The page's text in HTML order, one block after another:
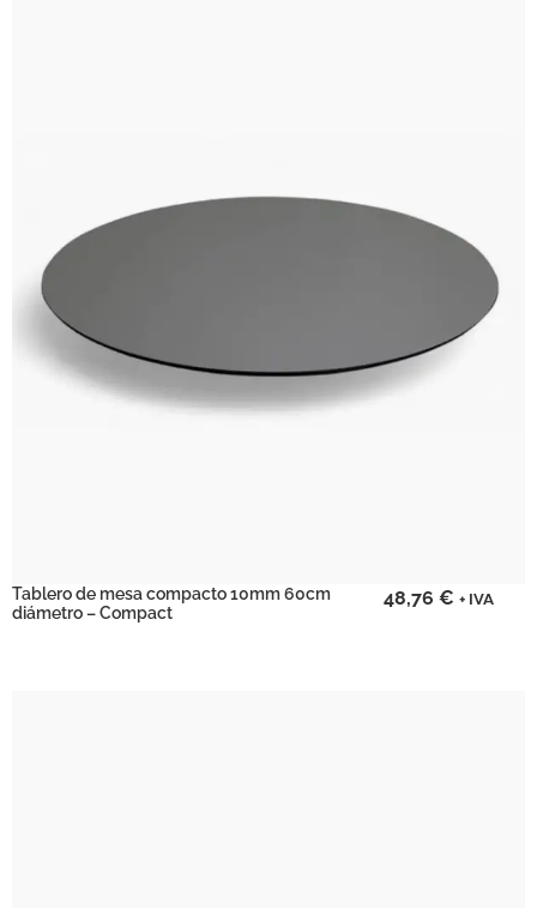
Tablero de mesa compacto 10mm 60cm
diámetro – Compact
48,76€ + IVA